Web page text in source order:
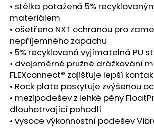
• stélka potažená 5%
materiálem
• ošetřeno NXT ochranou pro
nepříjemného zápachu
• 5% recyklovaná vyjímatelná PU
• dvojsměrné pružné drážkování
FLEXconnect® zajišťuje lepší
• Rock plate poskytuje zvýšenou
• mezipodešev z lehké pěny
dlouhotrvající pohodlí
• vysoce výkonnostní podešev